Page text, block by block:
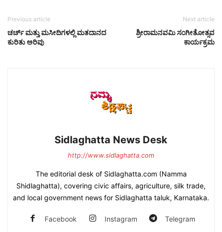
Previous article
ಚರ್ಚ್ ಮತ್ತು ಮಸೀದಿಗಳಲ್ಲಿ ಮತದಾನದ
ಕುರಿತು ಅರಿವು
Next article
ಶ್ರೀರಾಮನವಮಿ ಸಂಗೀತೋತ್ಸವ
ಕಾರ್ಯಕ್ರಮ
Sidlaghatta News Desk
http://www.sidlaghatta.com
The editorial desk of Sidlaghatta.com (Namma
Shidlaghatta), covering civic affairs, agriculture, silk trade,
and local government news for Sidlaghatta taluk, Karnataka.
Facebook Instagram Telegram